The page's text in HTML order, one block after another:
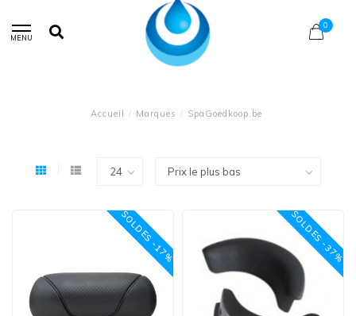
MENU
0
Accueil / Marques / SpaGoedkoop.be
SOLDES -17% SOLDES -37%